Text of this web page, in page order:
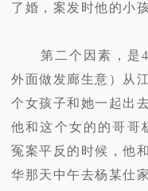
了婚，案发时他的小
第二个因素，是
外面做发廊生意）从
个女孩子和她一起出
他和这个女的的哥哥
冤案平反的时候，他
华那天中午去杨某仕